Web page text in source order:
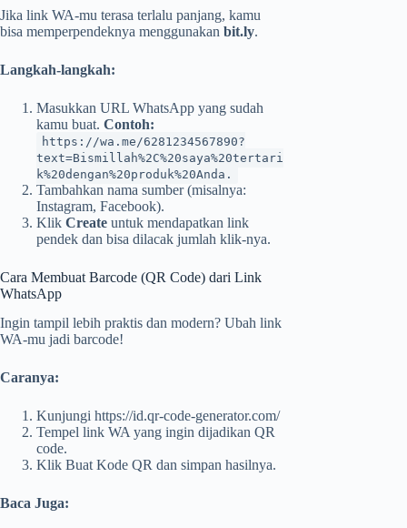
Jika link WA-mu terasa terlalu panjang, kamu
bisa memperpendeknya menggunakan bit.ly.
Langkah-langkah:
Masukkan URL WhatsApp yang sudah
kamu buat. Contoh:
https://wa.me/6281234567890?
text=Bismillah%2C%20saya%20tertari
k%20dengan%20produk%20Anda.
Tambahkan nama sumber (misalnya:
Instagram, Facebook).
Klik Create untuk mendapatkan link
pendek dan bisa dilacak jumlah klik-nya.
Cara Membuat Barcode (QR Code) dari Link
WhatsApp
Ingin tampil lebih praktis dan modern? Ubah link
WA-mu jadi barcode!
Caranya:
Kunjungi https://id.qr-code-generator.com/
Tempel link WA yang ingin dijadikan QR
code.
Klik Buat Kode QR dan simpan hasilnya.
Baca Juga: